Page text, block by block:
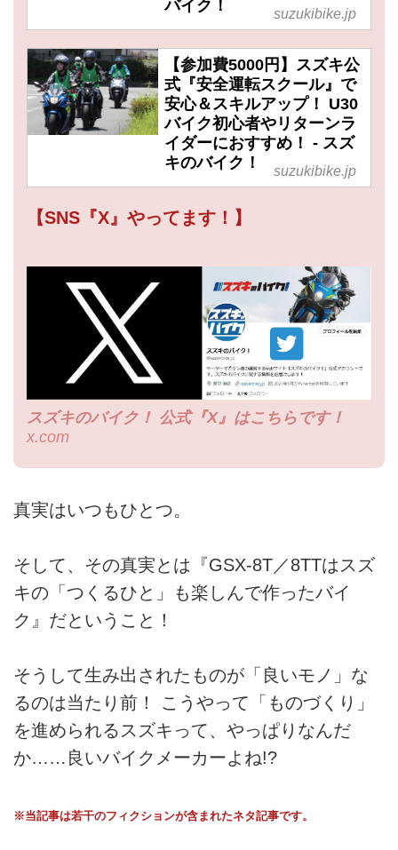
バイク！ suzukibike.jp
【参加費5000円】スズキ公
式『安全運転スクール』で
安心＆スキルアップ！ U30
バイク初心者やリターンラ
イダーにおすすめ！ - スズ
キのバイク！
suzukibike.jp
【SNS『X』やってます！】
スズキのバイク！ 公式『X』はこちらです！
x.com
真実はいつもひとつ。
そして、その真実とは『GSX-8T／8TTはスズ
キの「つくるひと」も楽しんで作ったバイ
ク』だということ！
そうして生み出されたものが「良いモノ」な
るのは当たり前！ こうやって「ものづくり」
を進められるスズキって、やっぱりなんだ
か……良いバイクメーカーよね!?
※当記事は若干のフィクションが含まれたネタ記事です。